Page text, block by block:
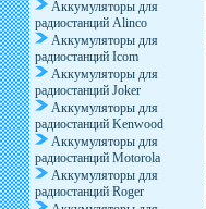
Аккумуляторы для
радиостанций Alinco
Аккумуляторы для
радиостанций Icom
Аккумуляторы для
радиостанций Joker
Аккумуляторы для
радиостанций Kenwood
Аккумуляторы для
радиостанций Motorola
Аккумуляторы для
радиостанций Roger